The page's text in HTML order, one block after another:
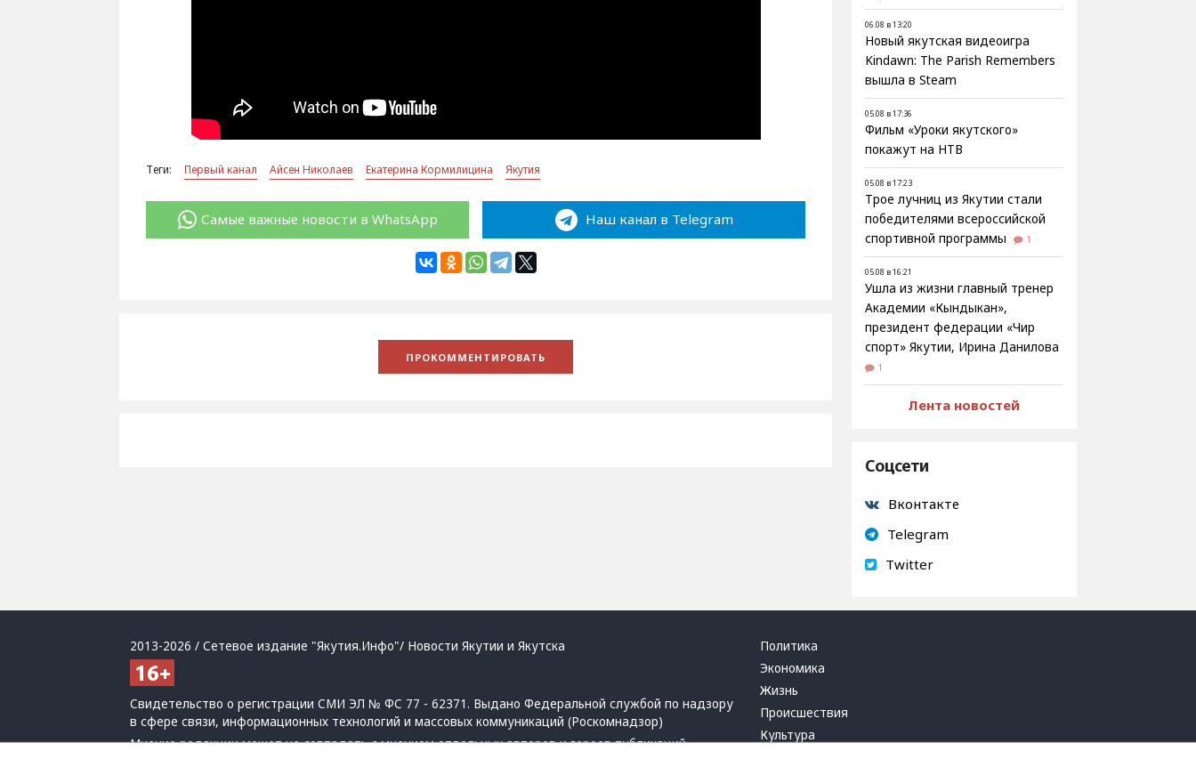
Теги: Первый канал Айсен Николаев Екатерина Кормилицина Якутия
Самые важные новости в WhatsApp Наш канал в Telegram
06.08 в 13:20
Новый якутская видеоигра
Kindawn: The Parish Remembers
вышла в Steam
05.08 в 17:36
Фильм «Уроки якутского»
покажут на НТВ
05.08 в 17:23
Трое лучниц из Якутии стали
победителями всероссийской
спортивной программы
1
05.08 в 16:21
Ушла из жизни главный тренер
Академии «Кындыкан»,
президент федерации «Чир
спорт» Якутии, Ирина Данилова
1
Лента новостей
Соцсети
Вконтакте
Telegram
Twitter
2013-2026 / Сетевое издание "Якутия.Инфо"/ Новости Якутии и Якутска
Свидетельство о регистрации СМИ ЭЛ № ФС 77 - 62371. Выдано Федеральной службой по надзору
в сфере связи, информационных технологий и массовых коммуникаций (Роскомнадзор)
Мнение редакции может не совпадать с мнением отдельных авторов и героев публикаций.
Политика
Экономика
Жизнь
Происшествия
Культура